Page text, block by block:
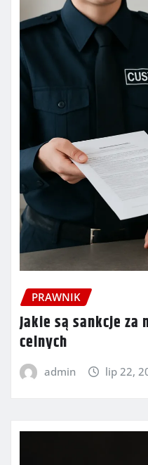
PRAWNIK
Jakie są sankcje za
celnych
admin lip 22,